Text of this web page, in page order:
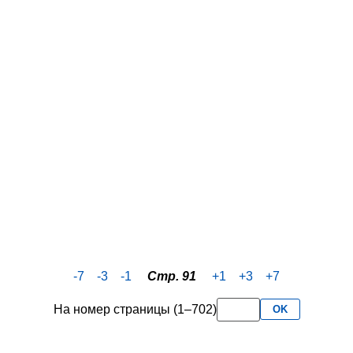
-7 -3 -1 Стр. 91 +1 +3 +7
На номер страницы (1–702) OK